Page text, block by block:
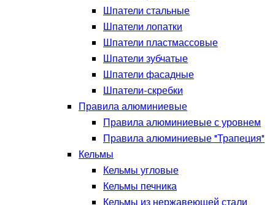
Шпатели стальные
Шпатели лопатки
Шпатели пластмассовые
Шпатели зубчатые
Шпатели фасадные
Шпатели-скребки
Правила алюминиевые
Правила алюминиевые с уровнем
Правила алюминиевые "Трапеция"
Кельмы
Кельмы угловые
Кельмы печника